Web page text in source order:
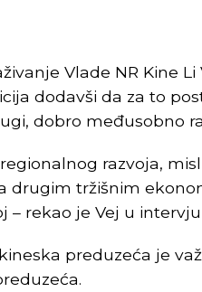
Vlade NR Kine
dodavši da za to
dobro međusobno
razvoja,
drugim tržišnim
– rekao je Vej u
preduzeća je